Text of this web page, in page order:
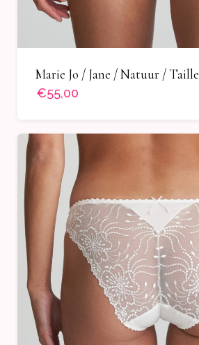
Marie Jo / Jane / Natuur /
€55,00